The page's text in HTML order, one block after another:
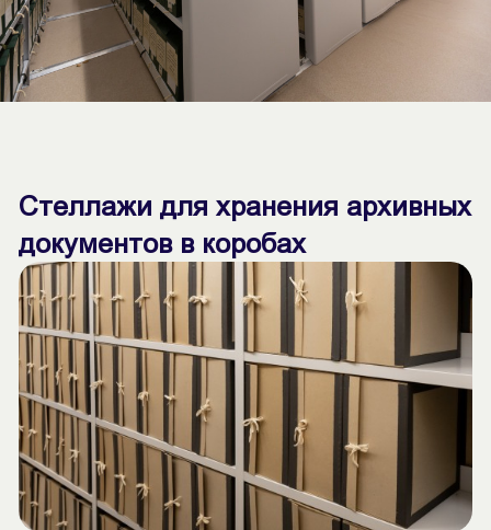
Стеллажи для хранения архивных
документов в коробах